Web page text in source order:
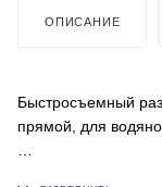
ОПИСАНИЕ
Быстросъемный
прямой, для